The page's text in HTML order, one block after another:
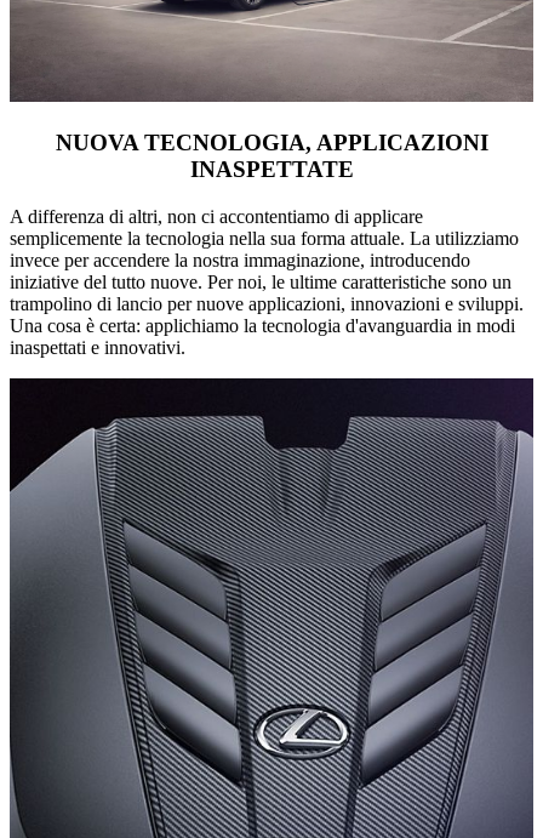
NUOVA TECNOLOGIA, APPLICAZIONI
INASPETTATE
A differenza di altri, non ci accontentiamo di applicare
semplicemente la tecnologia nella sua forma attuale. La utilizziamo
invece per accendere la nostra immaginazione, introducendo
iniziative del tutto nuove. Per noi, le ultime caratteristiche sono un
trampolino di lancio per nuove applicazioni, innovazioni e sviluppi.
Una cosa è certa: applichiamo la tecnologia d'avanguardia in modi
inaspettati e innovativi.